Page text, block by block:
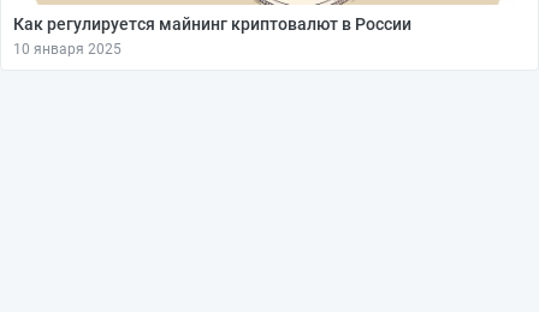
Как регулируется майнинг криптовалют в России
10 января 2025